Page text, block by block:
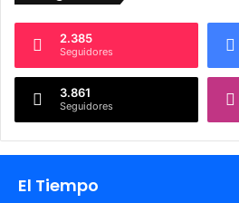
2.385
Seguidores
3.861
Seguidores
El Tiempo